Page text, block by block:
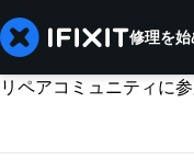
修理を
リペアコミュニティに